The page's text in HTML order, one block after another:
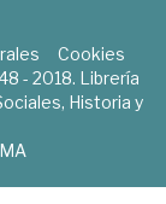
Cookies
- 2018. Librería
Historia y